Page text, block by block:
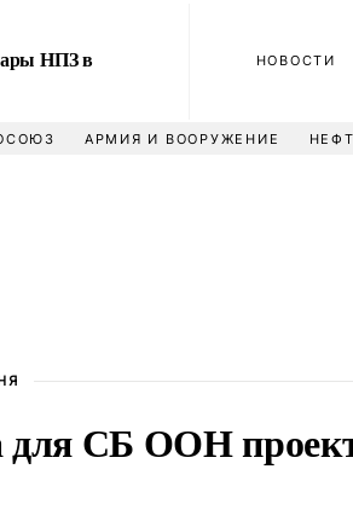
НПЗ в
НОВОСТИ
АРМИЯ И ВООРУЖЕНИЕ
для СБ ООН